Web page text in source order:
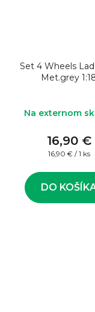
Set 4 Wheels
Met.grey
Na externom
16,90 €
Jednotková
16,90 € / 1 ks
DO